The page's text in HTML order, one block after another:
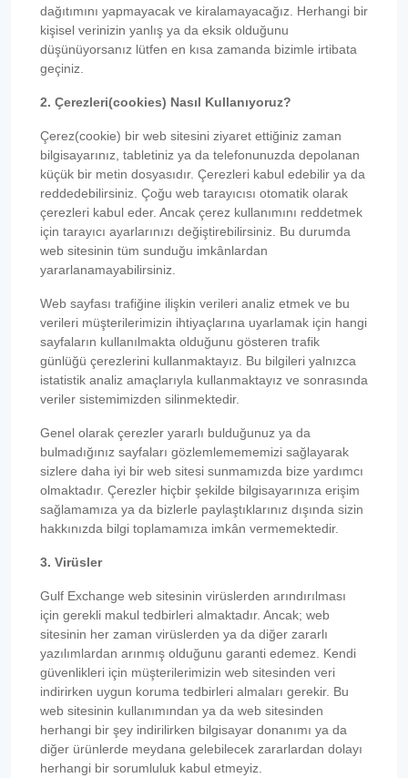
dağıtımını yapmayacak ve kiralamayacağız. Herhangi bir
kişisel verinizin yanlış ya da eksik olduğunu
düşünüyorsanız lütfen en kısa zamanda bizimle irtibata
geçiniz.
2. Çerezleri(cookies) Nasıl Kullanıyoruz?
Çerez(cookie) bir web sitesini ziyaret ettiğiniz zaman
bilgisayarınız, tabletiniz ya da telefonunuzda depolanan
küçük bir metin dosyasıdır. Çerezleri kabul edebilir ya da
reddedebilirsiniz. Çoğu web tarayıcısı otomatik olarak
çerezleri kabul eder. Ancak çerez kullanımını reddetmek
için tarayıcı ayarlarınızı değiştirebilirsiniz. Bu durumda
web sitesinin tüm sunduğu imkânlardan
yararlanamayabilirsiniz.
Web sayfası trafiğine ilişkin verileri analiz etmek ve bu
verileri müşterilerimizin ihtiyaçlarına uyarlamak için hangi
sayfaların kullanılmakta olduğunu gösteren trafik
günlüğü çerezlerini kullanmaktayız. Bu bilgileri yalnızca
istatistik analiz amaçlarıyla kullanmaktayız ve sonrasında
veriler sistemimizden silinmektedir.
Genel olarak çerezler yararlı bulduğunuz ya da
bulmadığınız sayfaları gözlemlemememizi sağlayarak
sizlere daha iyi bir web sitesi sunmamızda bize yardımcı
olmaktadır. Çerezler hiçbir şekilde bilgisayarınıza erişim
sağlamamıza ya da bizlerle paylaştıklarınız dışında sizin
hakkınızda bilgi toplamamıza imkân vermemektedir.
3. Virüsler
Gulf Exchange web sitesinin virüslerden arındırılması
için gerekli makul tedbirleri almaktadır. Ancak; web
sitesinin her zaman virüslerden ya da diğer zararlı
yazılımlardan arınmış olduğunu garanti edemez. Kendi
güvenlikleri için müşterilerimizin web sitesinden veri
indirirken uygun koruma tedbirleri almaları gerekir. Bu
web sitesinin kullanımından ya da web sitesinden
herhangi bir şey indirilirken bilgisayar donanımı ya da
diğer ürünlerde meydana gelebilecek zararlardan dolayı
herhangi bir sorumluluk kabul etmeyiz.